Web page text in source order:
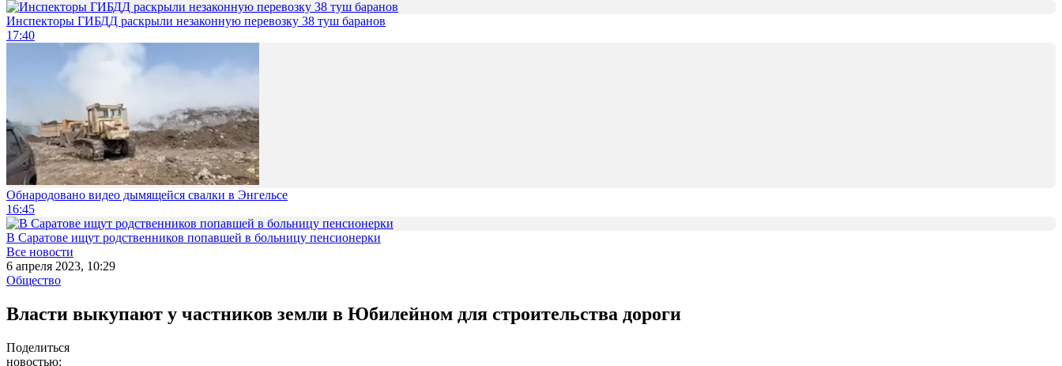
Инспекторы ГИБДД раскрыли незаконную перевозку 38 туш баранов
17:40
Обнародовано видео дымящейся свалки в Энгельсе
16:45
В Саратове ищут родственников попавшей в больницу пенсионерки
Все новости
6 апреля 2023, 10:29
Общество
Власти выкупают у частников земли в Юбилейном для строительства дороги
Поделиться
новостью: